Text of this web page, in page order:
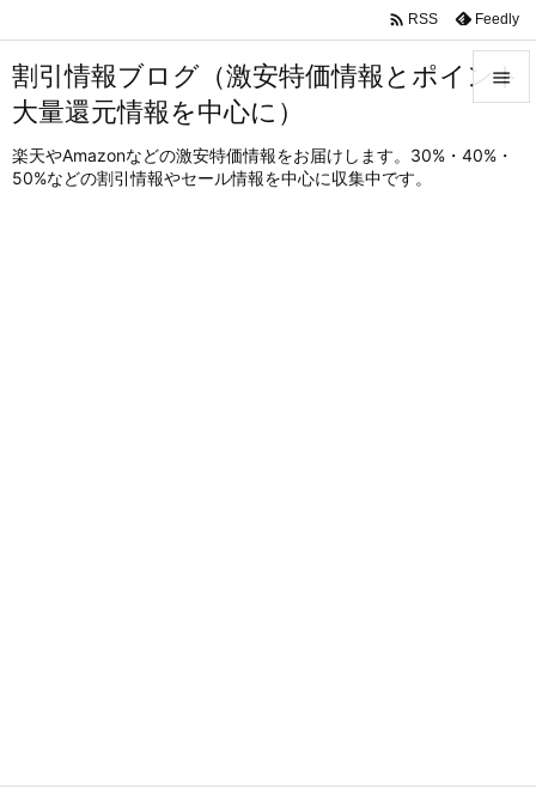
割引情報ブログ（激安特価情報とポイント
大量還元情報を中心に）
楽天やAmazonなどの激安特価情報をお届けします。30%・40%・
50%などの割引情報やセール情報を中心に収集中です。

メニュ
 RSS Feedly